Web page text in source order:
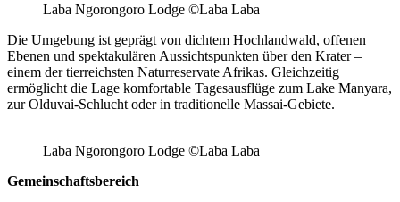
Laba Ngorongoro Lodge ©Laba Laba
Die Umgebung ist geprägt von dichtem Hochlandwald, offenen
Ebenen und spektakulären Aussichtspunkten über den Krater –
einem der tierreichsten Naturreservate Afrikas. Gleichzeitig
ermöglicht die Lage komfortable Tagesausflüge zum Lake Manyara,
zur Olduvai-Schlucht oder in traditionelle Massai-Gebiete.
Laba Ngorongoro Lodge ©Laba Laba
Gemeinschaftsbereich